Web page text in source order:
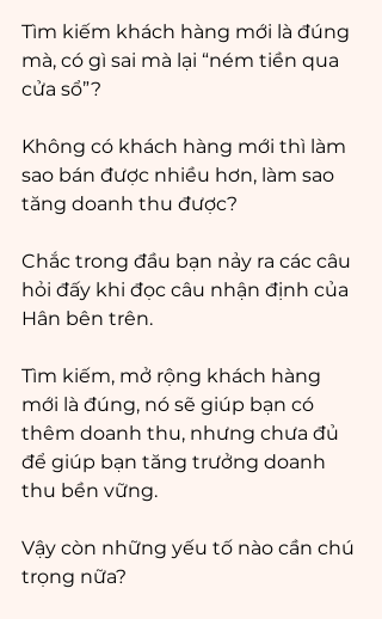
Tìm kiếm khách hàng mới là đúng
mà, có gì sai mà lại “ném tiền qua
cửa sổ”?
Không có khách hàng mới thì làm
sao bán được nhiều hơn, làm sao
tăng doanh thu được?
Chắc trong đầu bạn nảy ra các câu
hỏi đấy khi đọc câu nhận định của
Hân bên trên.
Tìm kiếm, mở rộng khách hàng
mới là đúng, nó sẽ giúp bạn có
thêm doanh thu, nhưng chưa đủ
để giúp bạn tăng trưởng doanh
thu bền vững.
Vậy còn những yếu tố nào cần chú
trọng nữa?